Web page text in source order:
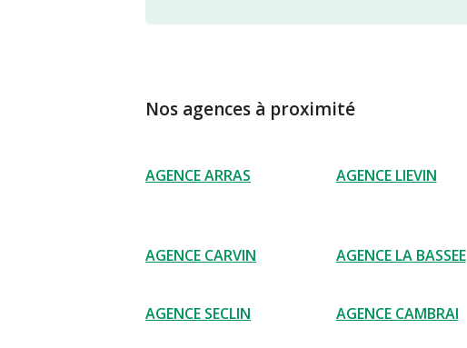
Nos agences à proximité
AGENCE ARRAS AGENCE LIEVIN
AGENCE CARVIN AGENCE LA BASSEE
AGENCE SECLIN AGENCE CAMBRAI